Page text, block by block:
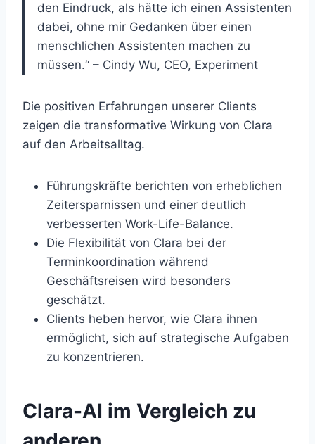
den Eindruck, als hätte ich einen Assistenten
dabei, ohne mir Gedanken über einen
menschlichen Assistenten machen zu
müssen.“ – Cindy Wu, CEO, Experiment
Die positiven Erfahrungen unserer Clients
zeigen die transformative Wirkung von Clara
auf den Arbeitsalltag.
Führungskräfte berichten von erheblichen
Zeitersparnissen und einer deutlich
verbesserten Work-Life-Balance.
Die Flexibilität von Clara bei der
Terminkoordination während
Geschäftsreisen wird besonders
geschätzt.
Clients heben hervor, wie Clara ihnen
ermöglicht, sich auf strategische Aufgaben
zu konzentrieren.
Clara-AI im Vergleich zu